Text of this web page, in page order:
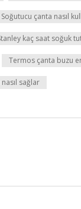
Soğutucu çanta nasıl
kaç saat soğuk
Termos çanta buzu
sağlar